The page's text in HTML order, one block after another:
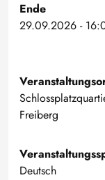
Ende
29.09.2026 -
Freiberg
Deutsch